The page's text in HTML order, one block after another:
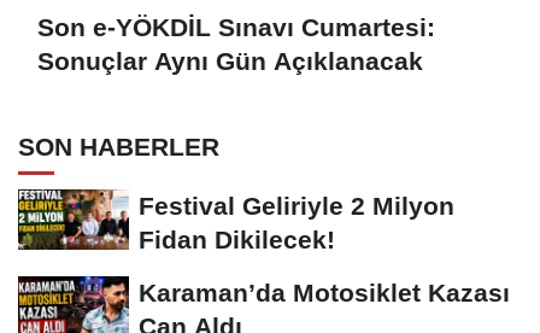
Son e-YÖKDİL Sınavı Cumartesi:
Sonuçlar Aynı Gün Açıklanacak
SON HABERLER
Festival Geliriyle 2 Milyon
Fidan Dikilecek!
Karaman’da Motosiklet Kazası
Can Aldı